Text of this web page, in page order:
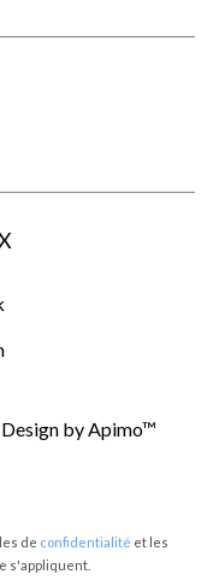
Design byApimo™
de confidentialité et les
s'appliquent.